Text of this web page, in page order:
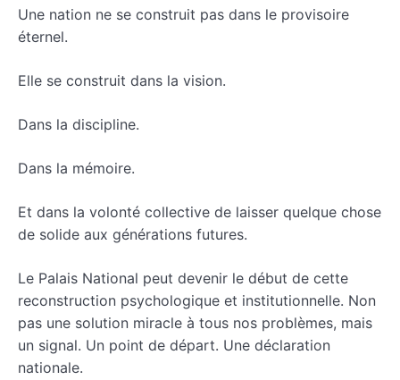
Une nation ne se construit pas dans le provisoire
éternel.
Elle se construit dans la vision.
Dans la discipline.
Dans la mémoire.
Et dans la volonté collective de laisser quelque chose
de solide aux générations futures.
Le Palais National peut devenir le début de cette
reconstruction psychologique et institutionnelle. Non
pas une solution miracle à tous nos problèmes, mais
un signal. Un point de départ. Une déclaration
nationale.